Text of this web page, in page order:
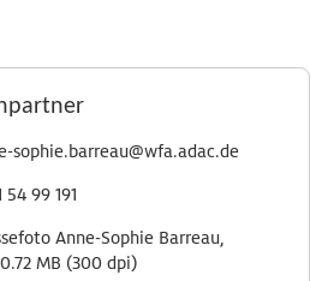
sophie.barreau@wfa.adac.de
54 99 191
Anne-Sophie Barreau,
0.72 MB (300 dpi)